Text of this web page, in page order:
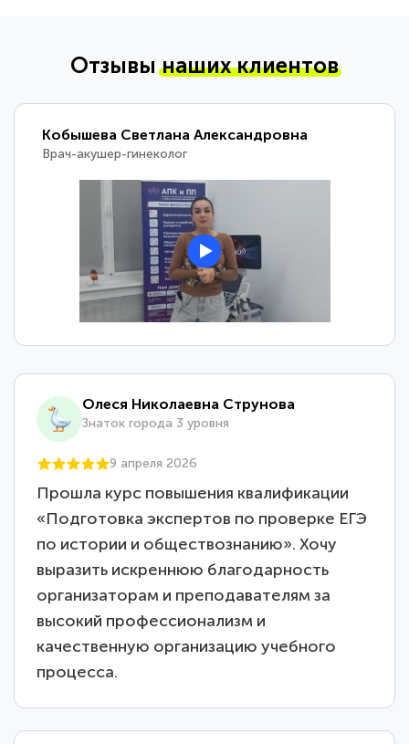
Отзывынаших клиентов
Кобышева Светлана Александровна
Врач-акушер-гинеколог
Олеся Николаевна Струнова
Знаток города 3 уровня
9 апреля 2026
Прошла курс повышения квалификации
«Подготовка экспертов по проверке ЕГЭ
по истории и обществознанию». Хочу
выразить искреннюю благодарность
организаторам и преподавателям за
высокий профессионализм и
качественную организацию учебного
процесса.